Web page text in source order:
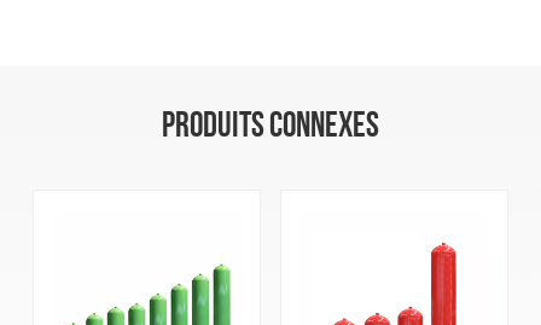
PRODUITS CONNEXES